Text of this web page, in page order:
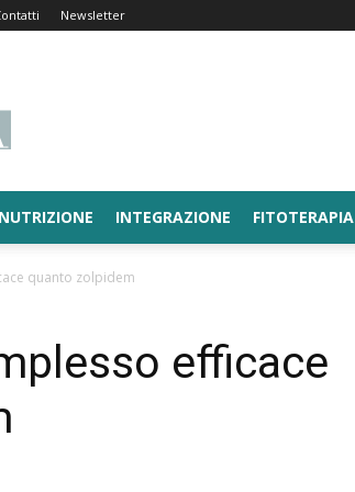
Newsletter
NUTRIZIONE INTEGRAZIONE FITOTERAPIA
quanto zolpidem
efficace